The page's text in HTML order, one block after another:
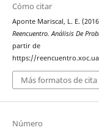
Cómo citar
Aponte Mariscal, L. E.
Reencuentro. Análisis De
partir de
https://
Más formatos de cita
Número